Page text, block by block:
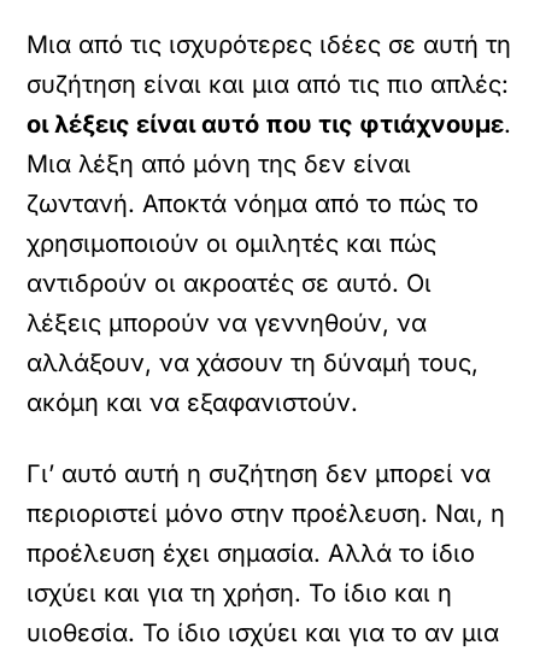
Μια από τις ισχυρότερες ιδέες σε αυτή τη
συζήτηση είναι και μια από τις πιο απλές:
οι λέξεις είναι αυτό που τις φτιάχνουμε.
Μια λέξη από μόνη της δεν είναι
ζωντανή. Αποκτά νόημα από το πώς το
χρησιμοποιούν οι ομιλητές και πώς
αντιδρούν οι ακροατές σε αυτό. Οι
λέξεις μπορούν να γεννηθούν, να
αλλάξουν, να χάσουν τη δύναμή τους,
ακόμη και να εξαφανιστούν.
Γι’ αυτό αυτή η συζήτηση δεν μπορεί να
περιοριστεί μόνο στην προέλευση. Ναι, η
προέλευση έχει σημασία. Αλλά το ίδιο
ισχύει και για τη χρήση. Το ίδιο και η
υιοθεσία. Το ίδιο ισχύει και για το αν μια